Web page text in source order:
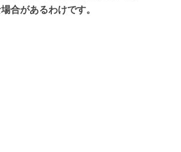
合があるわけです。